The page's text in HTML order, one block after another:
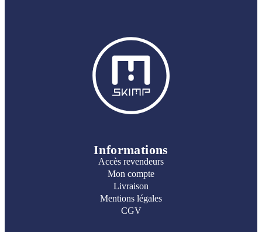
Informations
Accès revendeurs
Mon compte
Livraison
Mentions légales
CGV